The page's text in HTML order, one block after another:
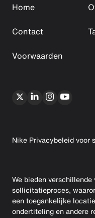
Home
Contact
Voorwaarden
Nike Privacybeleid voor
We bieden
sollicitatieproces,
een toegankelijke
ondertiteling en andere